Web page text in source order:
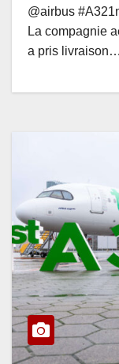
@airbus
La compagnie
a pris livraison…